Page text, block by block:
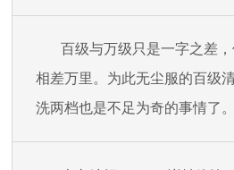
百级与万级只是一字之差
相差万里。为此无尘服的百级
洗两档也是不足为奇的事情了。